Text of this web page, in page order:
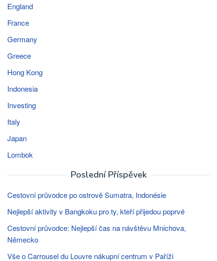
England
France
Germany
Greece
Hong Kong
Indonesia
Investing
Italy
Japan
Lombok
Poslední Příspěvek
Cestovní průvodce po ostrově Sumatra, Indonésie
Nejlepší aktivity v Bangkoku pro ty, kteří přijedou poprvé
Cestovní průvodce: Nejlepší čas na návštěvu Mnichova,
Německo
Vše o Carrousel du Louvre nákupní centrum v Paříži